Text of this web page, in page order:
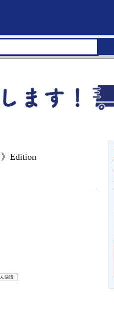
Edition
決済